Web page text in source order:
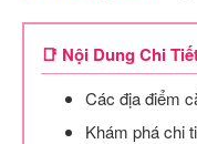
📑 Nội Dung Chi
Các địa điểm
Khám phá chi